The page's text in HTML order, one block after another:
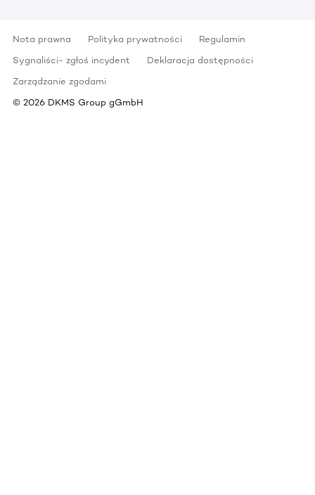
Nota prawna Polityka prywatności
Regulamin
Sygnaliści- zgłoś incydent
Deklaracja dostępności
Zarządzanie zgodami
© 2026 DKMS Group gGmbH